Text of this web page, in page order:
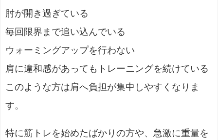
肘が開き過ぎている
毎回限界まで追い込んでいる
ウォーミングアップを行わない
肩に違和感があってもトレーニングを続けている
このような方は肩へ負担が集中しやすくなりま
す。
特に筋トレを始めたばかりの方や、急激に重量を